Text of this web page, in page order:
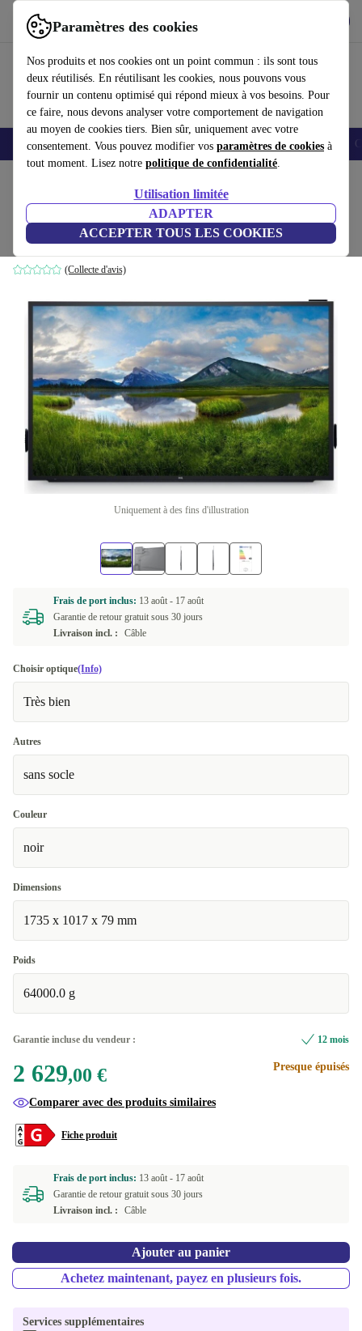
Paramètres des cookies
Nos produits et nos cookies ont un point commun : ils sont tous
deux réutilisés. En réutilisant les cookies, nous pouvons vous
fournir un contenu optimisé qui répond mieux à vos besoins. Pour
ce faire, nous devons analyser votre comportement de navigation
au moyen de cookies tiers. Bien sûr, uniquement avec votre
consentement. Vous pouvez modifier vos paramètres de cookies à
tout moment. Lisez notre politique de confidentialité.
Utilisation limitée
ADAPTER
ACCEPTER TOUS LES COOKIES
Utilisez refurbed rapidement et facilement
Smartphones Laptops Tablettes Montres connectées Accessoires
Dell C7520QT | 75-pouces
sans pied | Noir
(Collecte d'avis)
2 629,00 €
Uniquement à des fins d'illustration
Frais de port inclus: 13 août - 17 août
Garantie de retour gratuit sous 30 jours
Livraison incl. :
Câble
Choisir optique(Info)
Très bien
Autres
sans socle
Couleur
noir
Dimensions
1735 x 1017 x 79 mm
Poids
64000.0 g
Garantie incluse du vendeur : 12 mois
2 629,00 € Presque épuisés
Comparer avec des produits similaires
Fiche produit
Frais de port inclus: 13 août - 17 août
Garantie de retour gratuit sous 30 jours
Livraison incl. :
Câble
Ajouter au panier
Achetez maintenant, payez en plusieurs fois.
Services supplémentaires